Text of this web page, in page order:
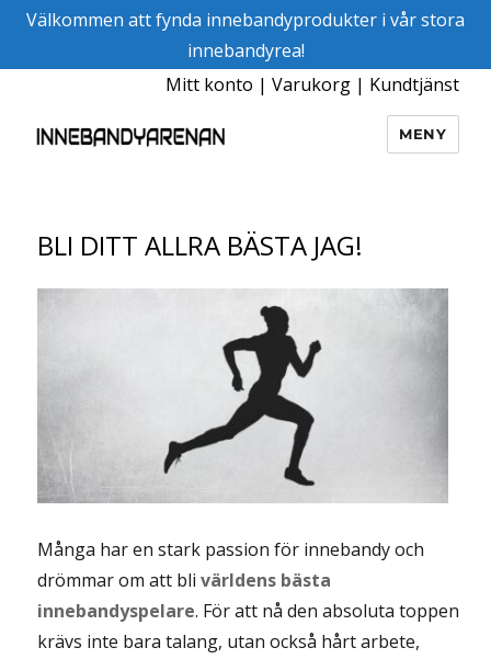
Välkommen att fynda innebandyprodukter i vår stora
innebandyrea!
Mitt konto | Varukorg| Kundtjänst
MENY
BLI DITT ALLRA BÄSTA JAG!
Många har en stark passion för innebandy och
drömmar om att blivärldens bästa
innebandyspelare. För att nå den absoluta toppen
krävs inte bara talang, utan också hårt arbete,